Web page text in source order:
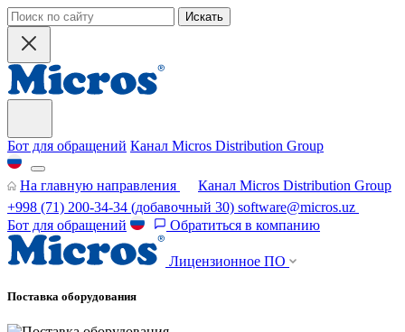
Искать
Бот для обращений Канал Micros Distribution Group
На главную направления
Канал Micros Distribution Group
+998 (71) 200-34-34 (добавочный 30) software@micros.uz
Бот для обращений
Обратиться в компанию
Лицензионное ПО
Поставка оборудования